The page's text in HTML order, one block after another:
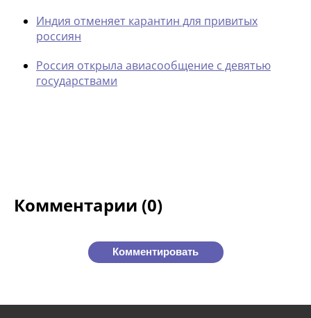
Индия отменяет карантин для привитых
россиян
Россия открыла авиасообщение с девятью
государствами
Комментарии (0)
Комментировать